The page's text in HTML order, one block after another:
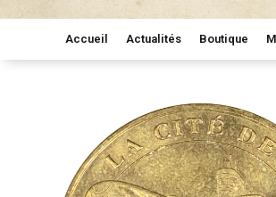
Accueil Actualités Boutique